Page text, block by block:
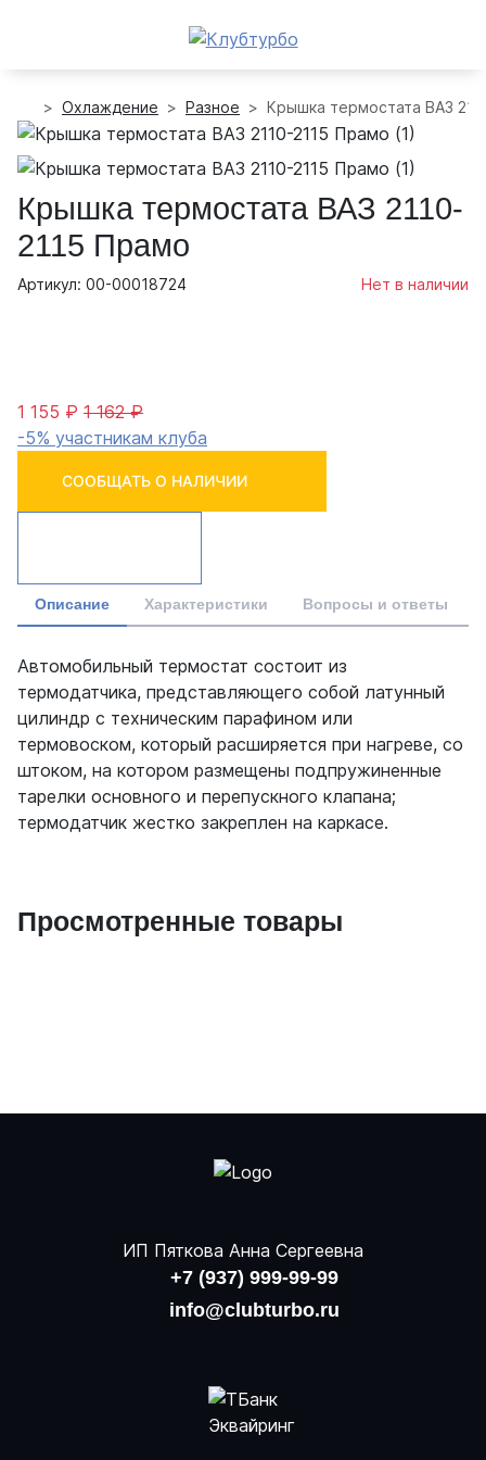
Охлаждение Разное Крышка термостата ВАЗ
Крышка термостата ВАЗ 2110-
2115 Прамо
Артикул: 00-00018724 Нет в наличии
1 155 ₽ 1 162 ₽
-5% участникам клуба
СООБЩАТЬ О НАЛИЧИИ
Описание Характеристики Вопросы и ответы
Автомобильный термостат состоит из
термодатчика, представляющего собой латунный
цилиндр с техническим парафином или
термовоском, который расширяется при нагреве, со
штоком, на котором размещены подпружиненные
тарелки основного и перепускного клапана;
термодатчик жестко закреплен на каркасе.
Просмотренные товары
ИП Пяткова Анна Сергеевна
+7 (937) 999-99-99
info@clubturbo.ru